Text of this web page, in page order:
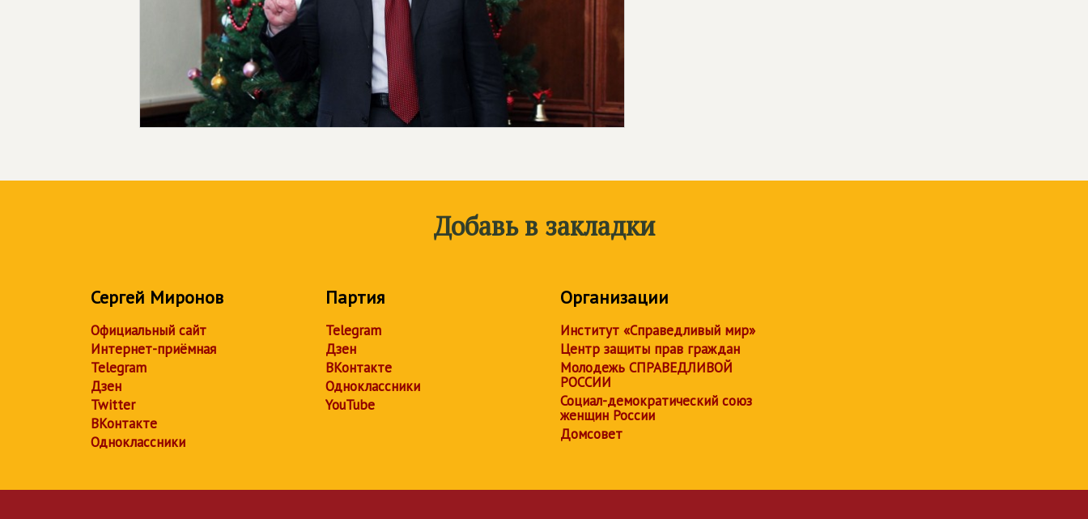
Добавь в закладки
Сергей Миронов
Официальный сайт
Интернет-приёмная
Telegram
Дзен
Twitter
ВКонтакте
Одноклассники
Партия
Telegram
Дзен
ВКонтакте
Одноклассники
YouTube
Организации
Институт «Справедливый мир»
Центр защиты прав граждан
Молодежь СПРАВЕДЛИВОЙ
РОССИИ
Социал-демократический союз
женщин России
Домсовет